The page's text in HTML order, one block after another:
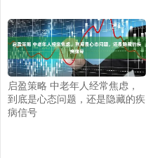
启盈策略 中老年人经常焦虑，
到底是心态问题，还是隐藏的疾
病信号